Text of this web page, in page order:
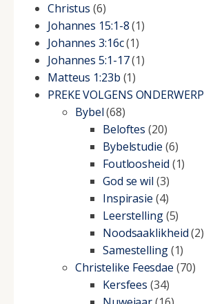
Christus (6)
Johannes 15:1-8(1)
Johannes 3:16c(1)
Johannes 5:1-17(1)
Matteus 1:23b (1)
PREKE VOLGENS ONDERWERP
Bybel(68)
Beloftes (20)
Bybelstudie (6)
Foutloosheid (1)
God se wil (3)
Inspirasie (4)
Leerstelling(5)
Noodsaaklikheid(2)
Samestelling(1)
Christelike Feesdae (70)
Kersfees (34)